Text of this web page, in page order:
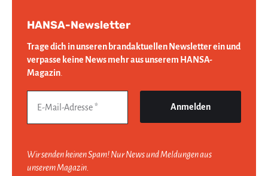
HANSA-Newsletter
Trage dich in unseren brandaktuellen Newsletter ein und
verpasse keine News mehr aus unserem HANSA-
Magazin
Wir senden keinen Spam! Nur News und Meldungen aus
unserem Magazin.